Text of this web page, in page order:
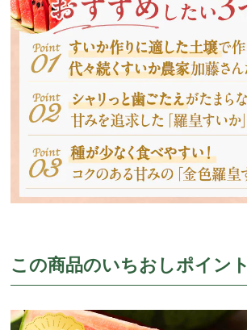
この商品のいちおしポイント